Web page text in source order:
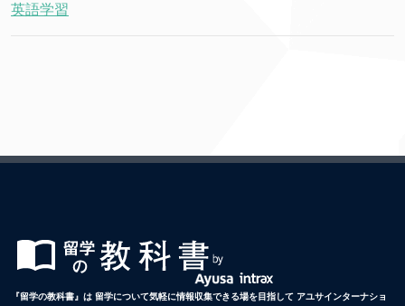
英語学習
『留学の教科書』は 留学について気軽に情報収集できる場を目指して アユサインターナショ